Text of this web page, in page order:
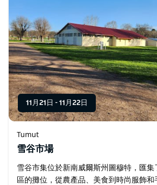
11月21日 - 11月22日
Tumut
雪谷市場
雪谷市集位於新南威爾斯州圖穆特，匯
區的攤位，從農產品、美食到時尚服飾